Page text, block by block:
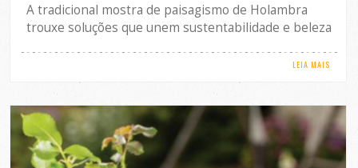
A tradicional mostra de paisagismo de Holambra
trouxe soluções que unem sustentabilidade e beleza
LEIA MAIS